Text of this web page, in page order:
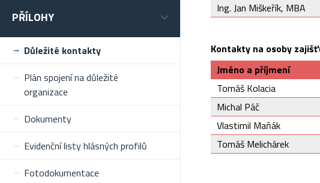
PŘÍLOHY
Důležité kontakty
Plán spojení na důležité
organizace
Dokumenty
Evidenční listy hlásných profilů
Fotodokumentace
Ing. Jan Miškeřík, MBA
Kontakty na osoby
Jméno a příjmení
Tomáš Kolacia
Michal Páč
Vlastimil Maňák
Tomáš Melichárek